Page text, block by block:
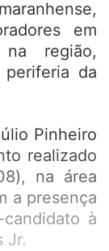
em
região,
da
Pinheiro
realizado
na área
a presença
à
Jr.